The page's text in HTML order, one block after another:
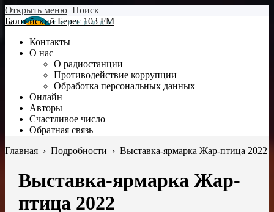
Открыть меню Поиск
Балтийский Берег 103 FM
Контакты
О нас
О радиостанции
Противодействие коррупции
Обработка персональных данных
Онлайн
Авторы
Счастливое число
Обратная связь
Главная › Подробности › Выставка-ярмарка Жар-птица 2022
Выставка-ярмарка Жар-
птица 2022